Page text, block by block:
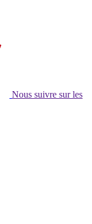
Nous suivre sur les